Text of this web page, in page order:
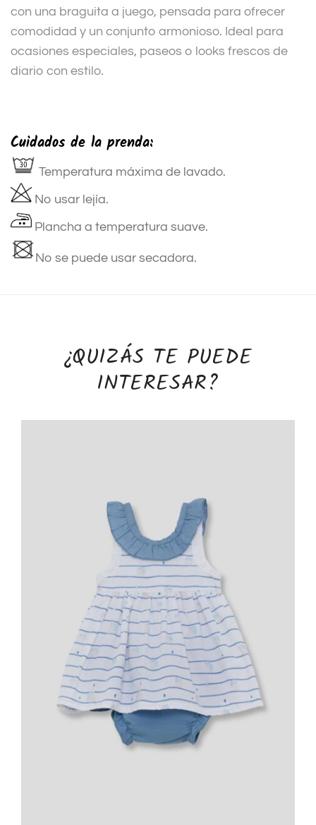
con una braguita a juego, pensada para ofrecer
comodidad y un conjunto armonioso. Ideal para
ocasiones especiales, paseos o looks frescos de
diario con estilo.
Cuidados de la prenda:
Temperatura máxima de lavado.
No usar lejía.
Plancha a temperatura suave.
No se puede usar secadora.
¿QUIZÁS TE PUEDE
INTERESAR?